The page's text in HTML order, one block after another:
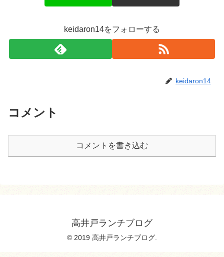
keidaron14をフォローする
keidaron14
コメント
コメントを書き込む
高井戸ランチブログ
© 2019 高井戸ランチブログ.